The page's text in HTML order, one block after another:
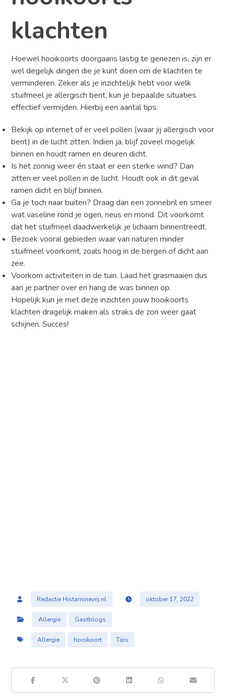
klachten
Hoewel hooikoorts doorgaans lastig te genezen is, zijn er
wel degelijk dingen die je kunt doen om de klachten te
verminderen. Zeker als je inzichtelijk hebt voor welk
stuifmeel je allergisch bent, kun je bepaalde situaties
effectief vermijden. Hierbij een aantal tips:
Bekijk op internet of er veel pollen (waar jij allergisch voor
bent) in de lucht zitten. Indien ja, blijf zoveel mogelijk
binnen en houdt ramen en deuren dicht.
Is het zonnig weer én staat er een sterke wind? Dan
zitten er veel pollen in de lucht. Houdt ook in dit geval
ramen dicht en blijf binnen.
Ga je toch naar buiten? Draag dan een zonnebril en smeer
wat vaseline rond je ogen, neus en mond. Dit voorkomt
dat het stuifmeel daadwerkelijk je lichaam binnentreedt.
Bezoek vooral gebieden waar van naturen minder
stuifmeel voorkomt, zoals hoog in de bergen of dicht aan
zee.
Voorkom activiteiten in de tuin. Laad het grasmaaien dus
aan je partner over en hang de was binnen op.
Hopelijk kun je met deze inzichten jouw hooikoorts
klachten dragelijk maken als straks de zon weer gaat
schijnen. Succes!
Redactie Histaminevrij.nl oktober 17, 2022
Allergie Gastblogs
Allergie hooikoort Tips